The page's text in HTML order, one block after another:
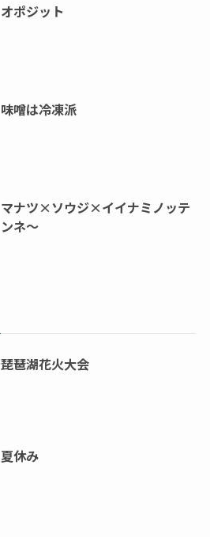
オポジット
味噌は冷凍派
マナツ×ソウジ×イイナミノッテ
ンネ～
琵琶湖花火大会
夏休み